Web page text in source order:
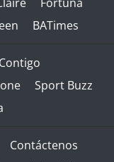
BATimes
Contigo
Sport Buzz
Contáctenos